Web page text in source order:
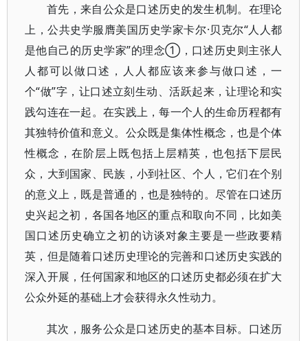
首先，来自公众是口述历史的发生机制。在理论
上，公共史学服膺美国历史学家卡尔·贝克尔“人人都
是他自己的历史学家”的理念①，口述历史则主张人
人都可以做口述，人人都应该来参与做口述，一
个“做”字，让口述立刻生动、活跃起来，让理论和实
践勾连在一起。在实践上，每一个人的生命历程都有
其独特价值和意义。公众既是集体性概念，也是个体
性概念，在阶层上既包括上层精英，也包括下层民
众，大到国家、民族，小到社区、个人，它们在个别
的意义上，既是普通的，也是独特的。尽管在口述历
史兴起之初，各国各地区的重点和取向不同，比如美
国口述历史确立之初的访谈对象主要是一些政要精
英，但是随着口述历史理论的完善和口述历史实践的
深入开展，任何国家和地区的口述历史都必须在扩大
公众外延的基础上才会获得永久性动力。
其次，服务公众是口述历史的基本目标。口述历